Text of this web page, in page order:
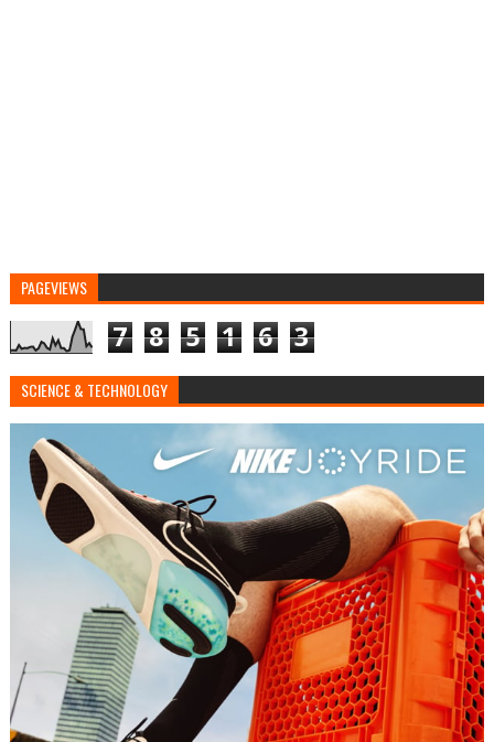
PAGEVIEWS
7 8 5 1 6 3
SCIENCE & TECHNOLOGY